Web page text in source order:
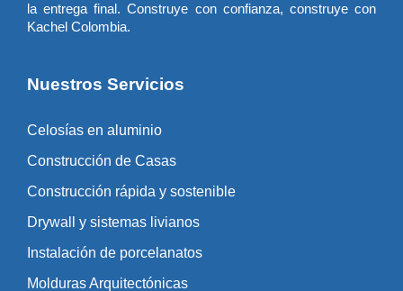
la entrega final. Construye con confianza, construye con
Kachel Colombia.
Nuestros Servicios
Celosías en aluminio
Construcción de Casas
Construcción rápida y sostenible
Drywall y sistemas livianos
Instalación de porcelanatos
Molduras Arquitectónicas